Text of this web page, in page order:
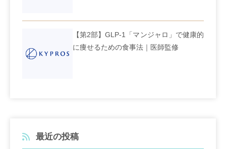
【第2部】GLP-1「マンジャロ」で健康的
に痩せるための食事法｜医師監修
最近の投稿